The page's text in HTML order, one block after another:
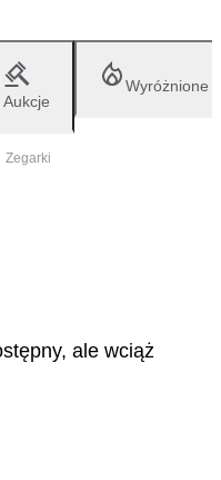
Aukcje
Wyróżnione
Zegarki
ale wciąż